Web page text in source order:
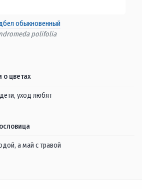
обыкновенный
polifolia
о цветах
уход любят
а май с травой